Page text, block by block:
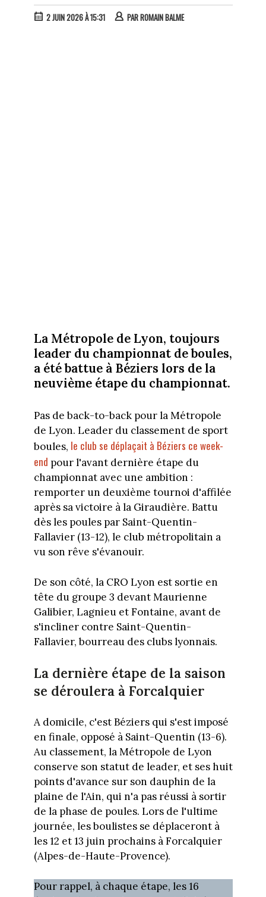
2 JUIN 2026 À 15:31 PARROMAIN BALME
La Métropole de Lyon, toujours
leader du championnat de boules,
a été battue à Béziers lors de la
neuvième étape du championnat.
Pas de back-to-back pour la Métropole
de Lyon. Leader du classement de sport
boules, le club se déplaçait à Béziers ce week-
end pour l'avant dernière étape du
championnat avec une ambition :
remporter un deuxième tournoi d'affilée
après sa victoire à la Giraudière. Battu
dès les poules par Saint-Quentin-
Fallavier (13-12), le club métropolitain a
vu son rêve s'évanouir.
De son côté, la CRO Lyon est sortie en
tête du groupe 3 devant Maurienne
Galibier, Lagnieu et Fontaine, avant de
s'incliner contre Saint-Quentin-
Fallavier, bourreau des clubs lyonnais.
La dernière étape de la saison
se déroulera à Forcalquier
A domicile, c'est Béziers qui s'est imposé
en finale, opposé à Saint-Quentin (13-6).
Au classement, la Métropole de Lyon
conserve son statut de leader, et ses huit
points d'avance sur son dauphin de la
plaine de l'Ain, qui n'a pas réussi à sortir
de la phase de poules. Lors de l'ultime
journée, les boulistes se déplaceront à
les 12 et 13 juin prochains à Forcalquier
(Alpes-de-Haute-Provence).
Pour rappel, à chaque étape, les 16